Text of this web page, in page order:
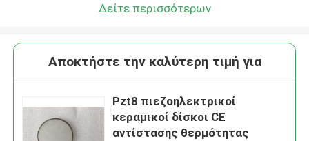
Δείτε περισσότερων
Αποκτήστε την καλύτερη τιμή για
Pzt8 πιεζοηλεκτρικοί
κεραμικοί δίσκοι CE
αντίστασης θερμότητας